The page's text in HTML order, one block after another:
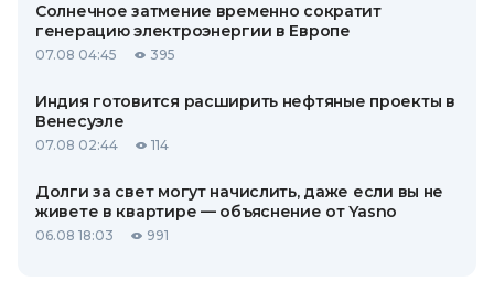
Солнечное затмение временно сократит
генерацию электроэнергии в Европе
07.08 04:45 395
Индия готовится расширить нефтяные проекты в
Венесуэле
07.08 02:44 114
Долги за свет могут начислить, даже если вы не
живете в квартире — объяснение от Yasno
06.08 18:03 991